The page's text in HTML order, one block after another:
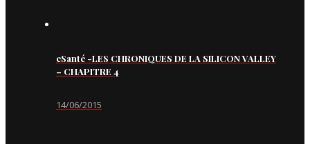
eSanté -LES CHRONIQUES DE LA SILICON VALLEY
– CHAPITRE 4
14/06/2015